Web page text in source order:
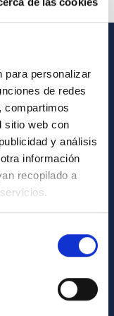
para personalizar
de redes
compartimos
sitio web con
y análisis
información
recopilado a